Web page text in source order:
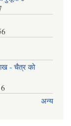
- चैत्र को
अन्य